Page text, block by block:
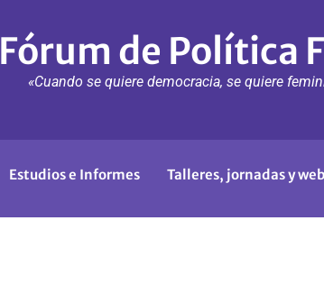
Fórum de Política
«Cuando se quiere democracia, se quiere
Estudios e Informes Talleres, jornadas y